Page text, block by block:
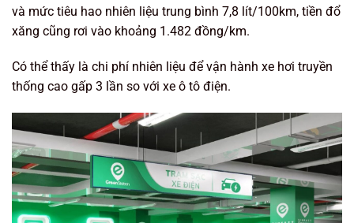
và mức tiêu hao nhiên liệu trung bình 7,8 lít/100km, tiền đổ
xăng cũng rơi vào khoảng 1.482 đồng/km.
Có thể thấy là chi phí nhiên liệu để vận hành xe hơi truyền
thống cao gấp 3 lần so với xe ô tô điện.